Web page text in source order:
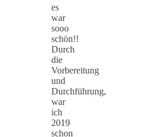
es
war
sooo
schön!!
Durch
die
Vorbereitung
und
Durchführung,
war
ich
2019
schon